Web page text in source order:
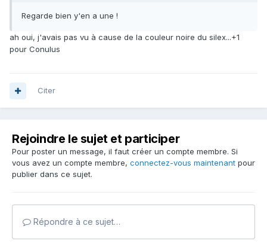
Regarde bien y'en a une !
ah oui, j'avais pas vu à cause de la couleur noire du silex...+1
pour Conulus
Citer
Rejoindre le sujet et participer
Pour poster un message, il faut créer un compte membre. Si
vous avez un compte membre, connectez-vous maintenant pour
publier dans ce sujet.
Répondre à ce sujet…